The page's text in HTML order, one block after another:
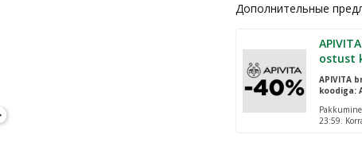
Дополнительные
ostust
APIVITA
koodiga:
23:59.